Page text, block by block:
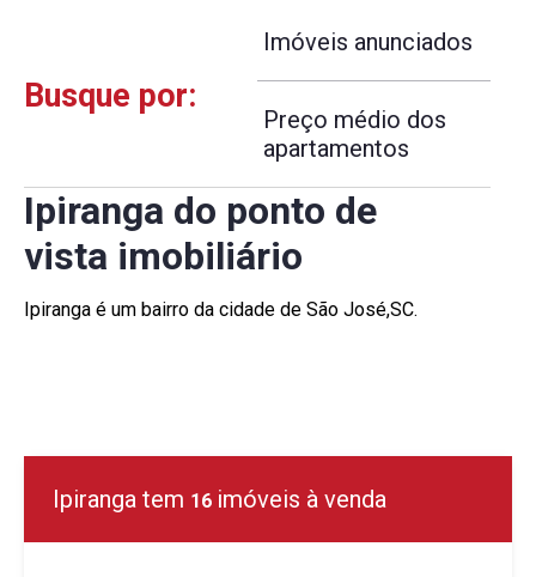
Ipiranga do ponto de
vista imobiliário
Ipiranga é um bairro da cidade de São José,SC.
Busque por:
Imóveis anunciados
Preço médio dos
apartamentos
Ipiranga tem 16 imóveis à venda